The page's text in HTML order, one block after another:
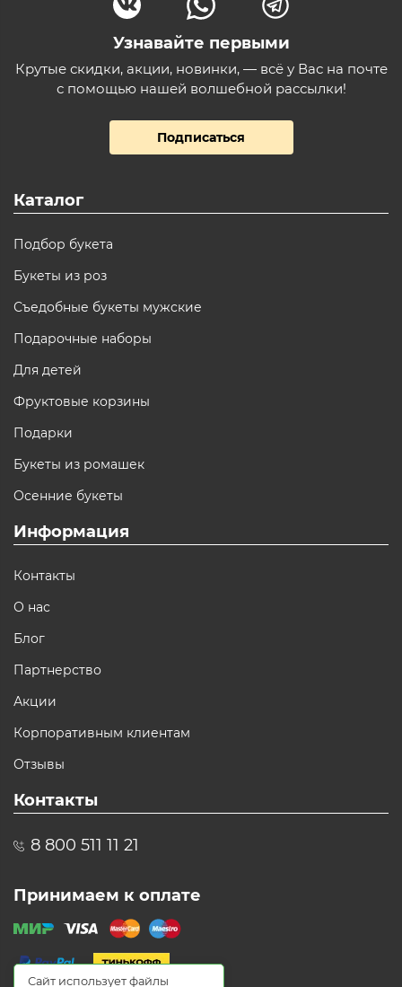
Узнавайте первыми
Крутые скидки, акции, новинки, — всё у Вас на почте
с помощью нашей волшебной рассылки!
Подписаться
Каталог
Подбор букета
Букеты из роз
Съедобные букеты мужские
Подарочные наборы
Для детей
Фруктовые корзины
Подарки
Букеты из ромашек
Осенние букеты
Информация
Контакты
О нас
Блог
Партнерство
Акции
Корпоративным клиентам
Отзывы
Контакты
8 800 511 11 21
Принимаем к оплате
Сайт использует файлы